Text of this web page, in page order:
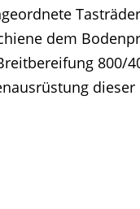
dem
800/
dieser